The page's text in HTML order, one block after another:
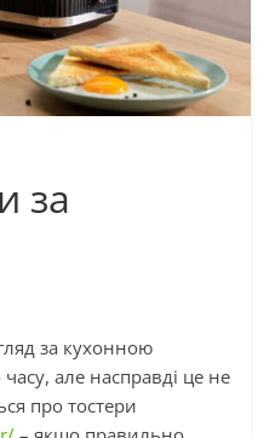
за
за кухонною
але насправді це не
про тостери